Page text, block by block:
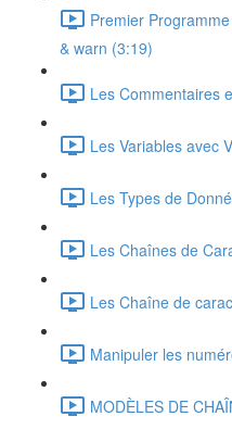
Premier
& warn (3:19)
Les Commentaires
Les Variables avec
Les Types de
Les Chaînes de
Les Chaîne de
Manipuler les
MODÈLES DE